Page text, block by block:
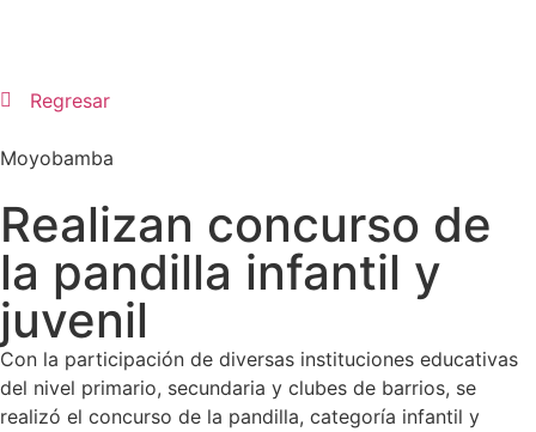
Regresar
Moyobamba
Realizan concurso de
la pandilla infantil y
juvenil
Con la participación de diversas instituciones educativas
del nivel primario, secundaria y clubes de barrios, se
realizó el concurso de la pandilla, categoría infantil y